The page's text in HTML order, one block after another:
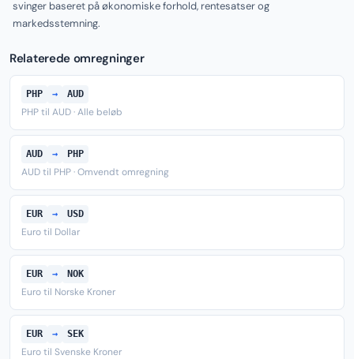
svinger baseret på økonomiske forhold, rentesatser og
markedsstemning.
Relaterede omregninger
PHP → AUD
PHP til AUD · Alle beløb
AUD → PHP
AUD til PHP · Omvendt omregning
EUR → USD
Euro til Dollar
EUR → NOK
Euro til Norske Kroner
EUR → SEK
Euro til Svenske Kroner